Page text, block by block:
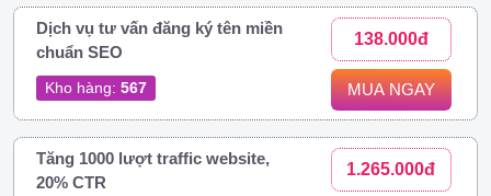
Dịch vụ tư vấn đăng ký tên miền
chuẩn SEO
Kho hàng: 567
138.000đ
MUA NGAY
Tăng 1000 lượt traffic website,
20% CTR
1.265.000đ